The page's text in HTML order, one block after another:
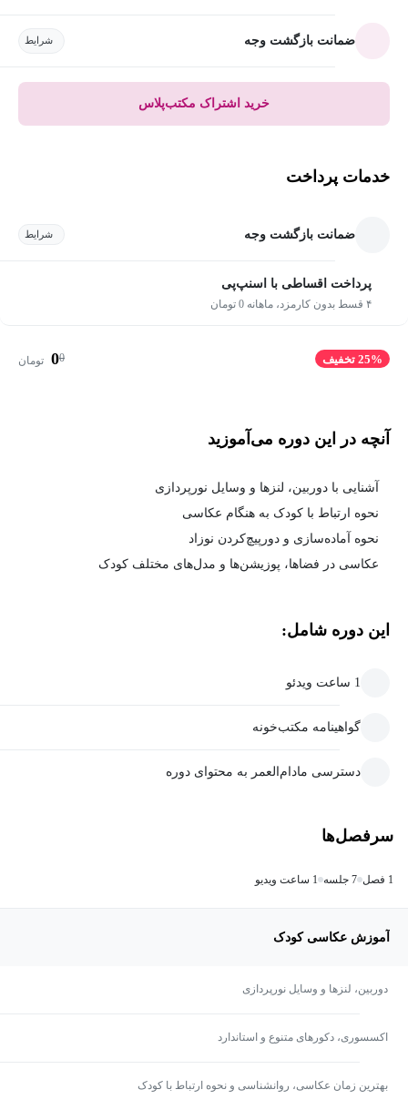
ضمانت بازگشت وجه شرایط
خرید اشتراک مکتب‌پلاس
خدمات پرداخت
ضمانت بازگشت وجه شرایط
پرداخت اقساطی با اسنپ‌پی
۴ قسط بدون کارمزد، ماهانه 0 تومان
25% تخفیف 0
0 تومان
آنچه در این دوره می‌آموزید
آشنایی با دوربین، لنزها و وسایل نورپردازی
نحوه ارتباط با کودک به هنگام عکاسی
نحوه آماده‌سازی و دورپیچ‌کردن نوزاد
عکاسی در فضاها، پوزیشن‌ها و مدل‌های مختلف کودک
این دوره شامل:
1 ساعت ویدئو
گواهینامه مکتب‌خونه
دسترسی مادام‌العمر به محتوای دوره
سرفصل‌ها
1 فصل 7 جلسه 1 ساعت ویدیو
آموزش عکاسی کودک
دوربین، لنزها و وسایل نورپردازی
اکسسوری، دکورهای متنوع و استاندارد
بهترین زمان عکاسی، روانشناسی و نحوه ارتباط با کودک